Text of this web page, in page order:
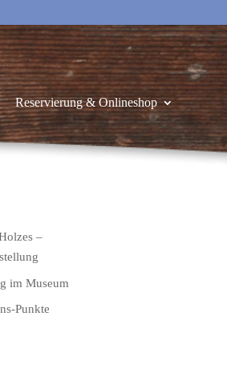
Reservierung & Onlineshop
–
im Museum
Punkte